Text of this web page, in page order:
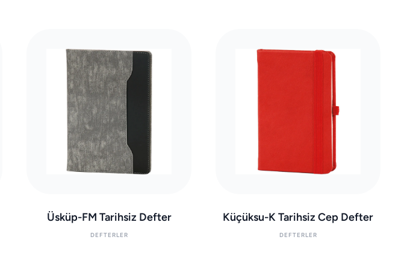
Üsküp-FM Tarihsiz Defter
DEFTERLER
Küçüksu-K Tarihsiz Cep Defter
DEFTERLER